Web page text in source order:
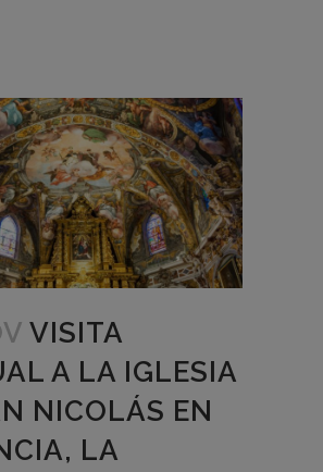
VISITA
A LA IGLESIA
NICOLÁS EN
LA